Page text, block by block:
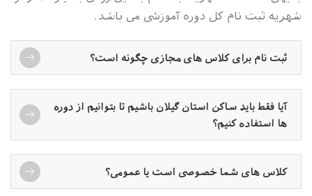
شهریه ثبت نام کل دوره آموزشی می باشد.
ثبت نام برای کلاس های مجازی چگونه است؟
آیا فقط باید ساکن استان گیلان باشیم تا بتوانیم از دوره
ها استفاده کنیم؟
کلاس های شما خصوصی است یا عمومی؟